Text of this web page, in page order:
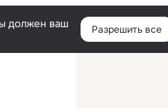
Войти
должен ваш
Разрешить все